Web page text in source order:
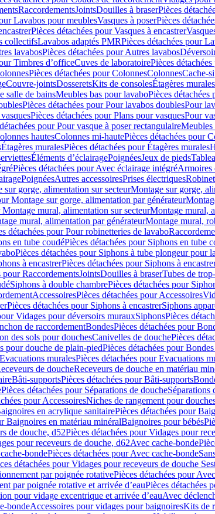
RaccordementsJointsDouilles à braserPièces
Lavabos pour meublesVasques à poserPièces
Pièces détachées pour Vasques à encastrer
collectifsLavabos adaptés PMRPièces détachées pour
lavabosPièces détachées pour Autres lavabos
Timbres dʼofficeCuves de laboratoirePièces
Pièces détachées pour ColonnesColonnesCache-
Couvre-jointsDosseretsKits de consolesÉtagères murales
salle de bainsMeubles bas pour lavaboPièces
Pièces détachées pour Pour lavabos doublesPour
Pièces détachées pour Plans pour vasquesPour
pour Pour vasque à poser rectangulaireMeubles
hautesColonnes mi-hautePièces détachées pour
Étagères muralesPièces détachées pour Étagères murales
Éléments d’éclairagePoignéesJeux de pieds
Pièces détachées pour Avec éclairage intégréArmoires
PoignéesAutres accessoiresPrises électriques
sur gorge, alimentation sur secteurMontage sur gorge,
Montage sur gorge, alimentation par générateur
Montage mural, alimentation sur secteurMontage mural,
mural, alimentation par générateurMontage mural,
détachées pour Pour robinetteries de lavabo
en tube coudéPièces détachées pour Siphons en tube
Pièces détachées pour Siphons à tube plongeur pour
à encastrerPièces détachées pour Siphons à
pour RaccordementsJointsDouilles à braserTubes de
Siphons à double chambrePièces détachées pour
AccessoiresPièces détachées pour Accessoires
Pièces détachées pour Siphons à encastrerSiphons
Vidages pour déversoirs murauxSiphonsPièces
de raccordementBondesPièces détachées pour
des sols pour douchesCanivelles de douchePièces
pour douche de plain-piedPièces détachées pour
Evacuations muralesPièces détachées pour Evacuations
de doucheReceveurs de douche en matériau
Bâti-supportsPièces détachées pour Bâti-supports
Pièces détachées pour Séparations de doucheSéparations
pour AccessoiresNiches de rangement pour
en acrylique sanitairePièces détachées pour
Baignoires en matériau minéralBaignoires pour bébés
de douche, d52Pièces détachées pour Vidages pour
pour receveurs de douche, d62Avec cache-bonde
bondePièces détachées pour Avec cache-bonde
détachées pour Vidages pour receveurs de douche
par poignée rotativePièces détachées pour
par poignée rotative et arrivée d’eauPièces détachées
pour vidage excentrique et arrivée d’eauAvec
bondeAccessoires pour vidages pour baignoiresKits de